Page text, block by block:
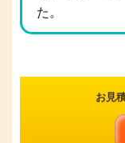
た。
お見